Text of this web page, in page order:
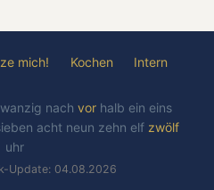
mich! Kochen Intern
nach vor halb ein eins
acht neun zehn elf zwölf
uhr
Update: 04.08.2026